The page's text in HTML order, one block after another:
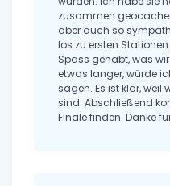
zusammen
aber auch so
los zu ersten
Spass gehabt, was
etwas langer, würde
sagen. Es ist klar, weil
sind. Abschließend
Finale finden. Danke